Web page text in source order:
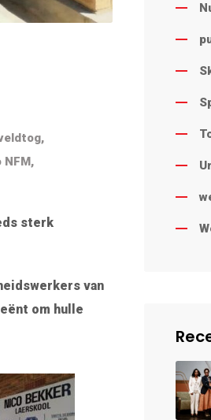
,
NFM,
sterk
van
om hulle